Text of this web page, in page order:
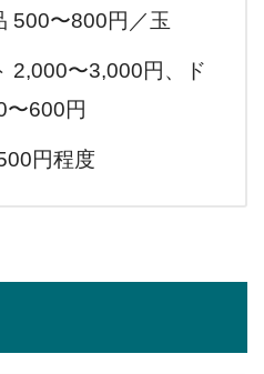
500〜800円／玉
2,000〜3,000円、ド
〜600円
円程度